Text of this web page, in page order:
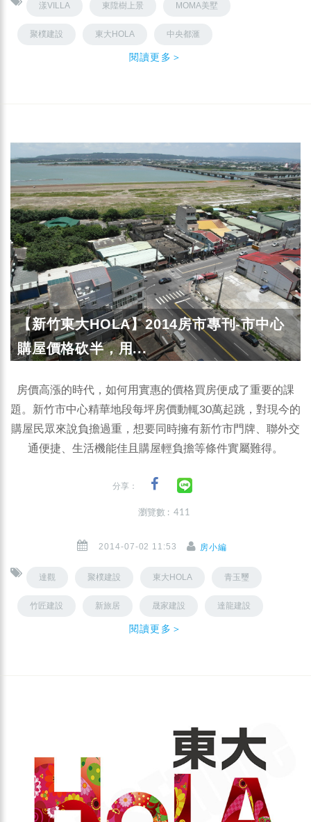
漾VILLA 東陞樹上景 MOMA美墅
聚樸建設 東大HOLA 中央都滙
閱讀更多＞
【新竹東大HOLA】2014房市專刊-市中心
購屋價格砍半，用...
房價高漲的時代，如何用實惠的價格買房便成了重要的課
題。新竹市中心精華地段每坪房價動輒30萬起跳，對現今的
購屋民眾來說負擔過重，想要同時擁有新竹市門牌、聯外交
通便捷、生活機能佳且購屋輕負擔等條件實屬難得。
分享：
瀏覽數 : 411
2014-07-02 11:53 房小編
達觀 聚樸建設 東大HOLA 青玉璽
竹匠建設 新旅居 晟家建設 達龍建設
閱讀更多＞